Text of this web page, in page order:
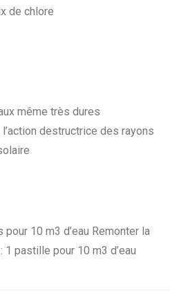
de chlore
même très dures
destructrice des rayons
pour 10 m3 d’eau Remonter la
1 pastille pour 10 m3 d’eau